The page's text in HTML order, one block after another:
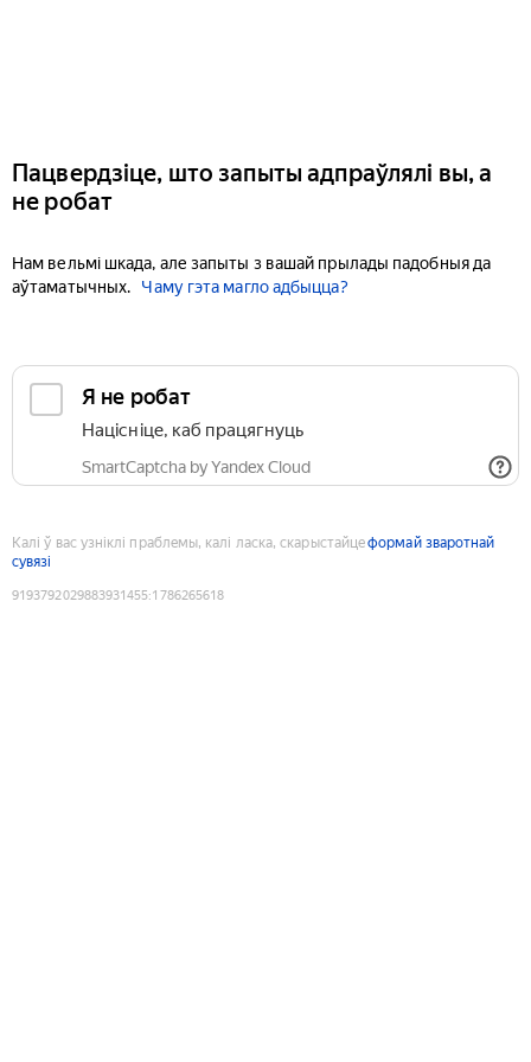
Пацвердзіце, што запыты адпраўлялі вы, а
не робат
Нам вельмі шкада, але запыты з вашай прылады падобныя да
аўтаматычных.
Чаму гэта магло адбыцца?
Я не робат
Націсніце, каб працягнуць
SmartCaptcha by Yandex Cloud
Калі ў вас узніклі праблемы, калі ласка, скарыстайцеформай зваротнай
сувязі
9193792029883931455:1786265618